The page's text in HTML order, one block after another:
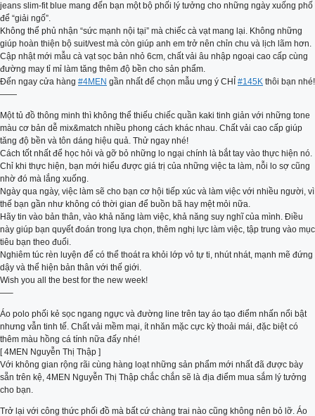
jeans slim-fit blue mang đến bạn một bộ phối lý tưởng cho những ngày xuống phố
để “giải ngố”.
Không thể phủ nhận “sức mạnh nội tại” mà chiếc cà vạt mang lại. Không những
giúp hoàn thiện bộ suit/vest mà còn giúp anh em trở nên chỉn chu và lịch lãm hơn.
Cập nhật mới mẫu cà vạt sọc bản nhỏ 6cm, chất vải âu nhập ngoại cao cấp cùng
đường may tỉ mỉ làm tăng thêm độ bền cho sản phẩm.
Đến ngay cửa hàng #4MEN gần nhất để chọn mẫu ưng ý CHỈ #145K thôi bạn nhé!
——
Một tủ đồ thông minh thì không thể thiếu chiếc quần kaki tinh giản với những tone
màu cơ bản dễ mix&match nhiều phong cách khác nhau. Chất vải cao cấp giúp
tăng độ bền và tôn dáng hiệu quả. Thử ngay nhé!
Cách tốt nhất để học hỏi và gỡ bỏ những lo ngại chính là bắt tay vào thực hiện nó.
Chỉ khi thực hiện, bạn mới hiểu được giá trị của những việc ta làm, nỗi lo sợ cũng
nhờ đó mà lắng xuống.
Ngày qua ngày, việc làm sẽ cho bạn cơ hội tiếp xúc và làm việc với nhiều người, vì
thế bạn gần như không có thời gian để buồn bã hay mệt mỏi nữa.
Hãy tin vào bản thân, vào khả năng làm việc, khả năng suy nghĩ của mình. Điều
này giúp bạn quyết đoán trong lựa chọn, thêm nghị lực làm việc, tập trung vào mục
tiêu bạn theo đuổi.
Nghiêm túc rèn luyện để có thể thoát ra khỏi lớp vỏ tự ti, nhút nhát, mạnh mẽ đứng
dậy và thể hiện bản thân với thế giới.
Wish you all the best for the new week!
—–
Áo polo phối kẻ sọc ngang ngực và đường line trên tay áo tạo điểm nhấn nổi bật
nhưng vẫn tinh tế. Chất vải mềm mại, ít nhăn mặc cực kỳ thoải mái, đặc biệt có
thêm màu hồng cá tính nữa đấy nhé!
[ 4MEN Nguyễn Thị Thập ]
Với không gian rộng rãi cùng hàng loạt những sản phẩm mới nhất đã được bày
sẵn trên kệ, 4MEN Nguyễn Thị Thập chắc chắn sẽ là địa điểm mua sắm lý tưởng
cho bạn.
Trở lại với công thức phối đồ mà bất cứ chàng trai nào cũng không nên bỏ lỡ. Áo